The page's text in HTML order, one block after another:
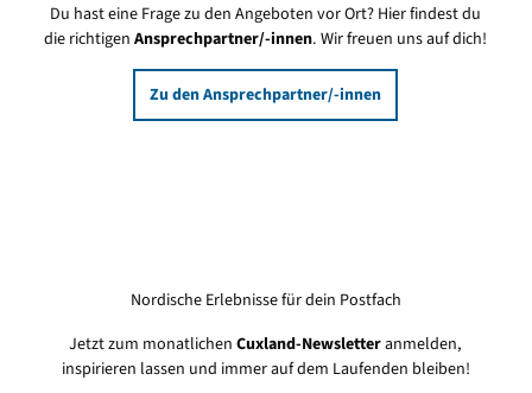
Du hast eine Frage zu den Angeboten vor Ort? Hier findest du
die richtigenAnsprechpartner/-innen. Wir freuen uns auf dich!
Zu den Ansprechpartner/-innen
Nordische Erlebnisse für dein Postfach
Jetzt zum monatlichenCuxland-Newsletteranmelden,
inspirieren lassen und immer auf dem Laufenden bleiben!